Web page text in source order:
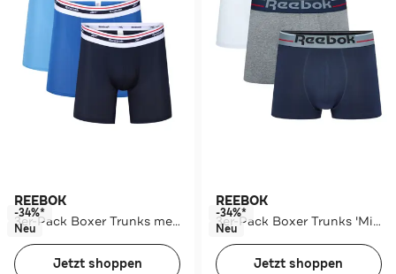
REEBOK
3er-Pack Boxer Trunks mehrfarbig
-34%*
Neu
Jetzt shoppen
REEBOK
3er-Pack Boxer Trunks 'Michael' mehrfarbig
-34%*
Neu
Jetzt shoppen